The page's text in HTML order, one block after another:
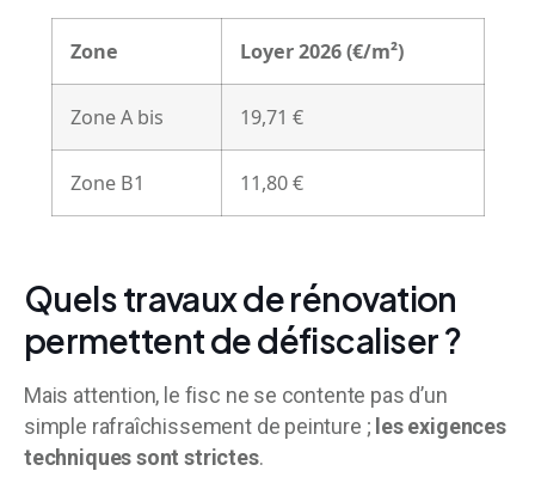
Zone Loyer 2026 (€/m²)
Zone A bis 19,71 €
Zone B1 11,80 €
Quels travaux de rénovation
permettent de défiscaliser ?
Mais attention, le fisc ne se contente pas d’un
simple rafraîchissement de peinture ; les exigences
techniques sont strictes.